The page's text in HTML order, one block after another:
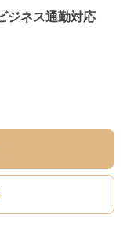
ジネス通勤対応